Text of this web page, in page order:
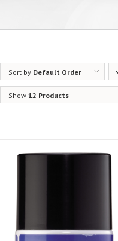
Sort by Default Order
Show 12 Products